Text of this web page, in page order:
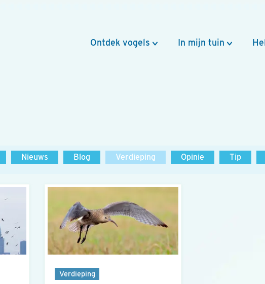
Ontdek vogels In mijn tuin
Nieuws Blog Verdieping Opinie Tip
Verdieping